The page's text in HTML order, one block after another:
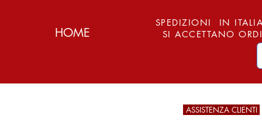
HOME
SPEDIZIONI IN
SI ACCETTANO
ASSISTENZA CLIENTI